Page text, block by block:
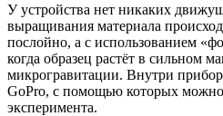
У устройства нет никаких
выращивания материала
послойно, а с использованием
когда образец растёт в сильном
микрогравитации. Внутри
GoPro, с помощью которых можно
эксперимента.